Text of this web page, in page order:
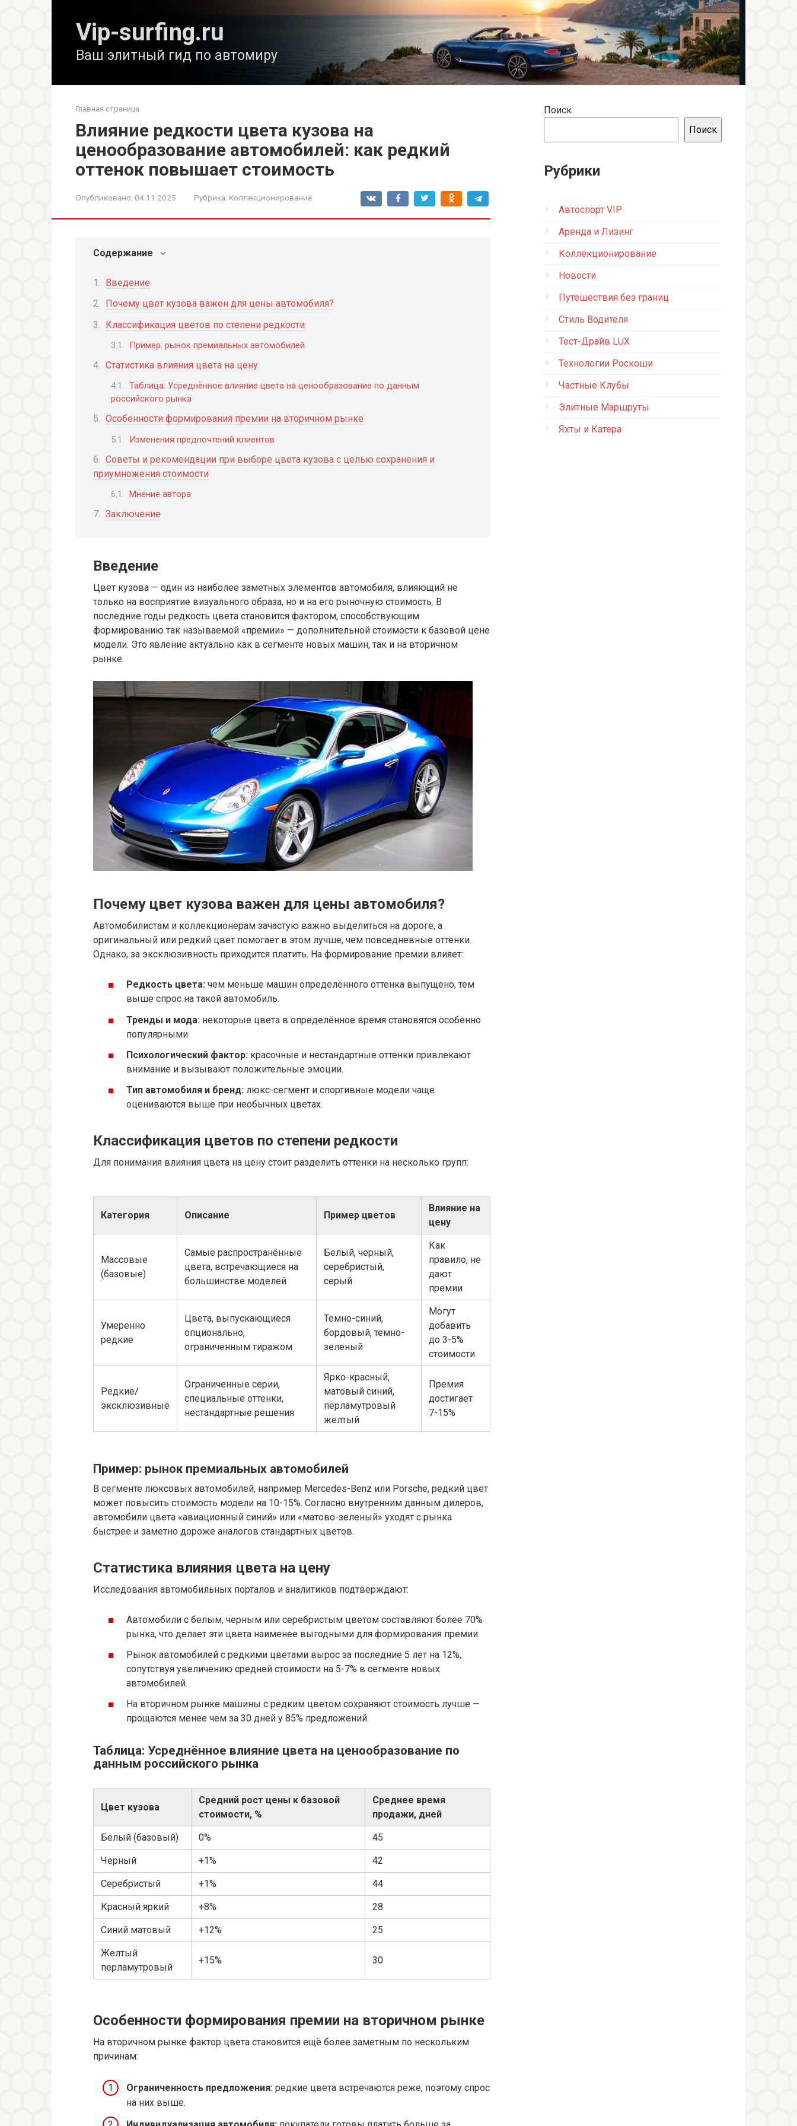
Vip-surfing.ru
Ваш элитный гид по автомиру
Главная страница
Влияние редкости цвета кузова на
ценообразование автомобилей: как редкий
оттенок повышает стоимость
Опубликовано: 04.11.2025 Рубрика: Коллекционирование
Содержание
Введение
Почему цвет кузова важен для цены автомобиля?
Классификация цветов по степени редкости
Пример: рынок премиальных автомобилей
Статистика влияния цвета на цену
Таблица: Усреднённое влияние цвета на ценообразование по данным
российского рынка
Особенности формирования премии на вторичном рынке
Изменения предпочтений клиентов
Советы и рекомендации при выборе цвета кузова с целью сохранения и
приумножения стоимости
Мнение автора
Заключение
Введение
Цвет кузова — один из наиболее заметных элементов автомобиля, влияющий не
только на восприятие визуального образа, но и на его рыночную стоимость. В
последние годы редкость цвета становится фактором, способствующим
формированию так называемой «премии» — дополнительной стоимости к базовой цене
модели. Это явление актуально как в сегменте новых машин, так и на вторичном
рынке.
Почему цвет кузова важен для цены автомобиля?
Автомобилистам и коллекционерам зачастую важно выделиться на дороге, а
оригинальный или редкий цвет помогает в этом лучше, чем повседневные оттенки.
Однако, за эксклюзивность приходится платить. На формирование премии влияет:
Редкость цвета: чем меньше машин определённого оттенка выпущено, тем
выше спрос на такой автомобиль.
Тренды и мода: некоторые цвета в определённое время становятся особенно
популярными.
Психологический фактор: красочные и нестандартные оттенки привлекают
внимание и вызывают положительные эмоции.
Тип автомобиля и бренд: люкс-сегмент и спортивные модели чаще
оцениваются выше при необычных цветах.
Классификация цветов по степени редкости
Для понимания влияния цвета на цену стоит разделить оттенки на несколько групп:
Категория Описание Пример цветов
Влияние на
цену
Массовые
(базовые)
Самые распространённые
цвета, встречающиеся на
большинстве моделей
Белый, черный,
серебристый,
серый
Как
правило, не
дают
премии
Умеренно
редкие
Цвета, выпускающиеся
опционально,
ограниченным тиражом
Темно-синий,
бордовый, темно-
зеленый
Могут
добавить
до 3-5%
стоимости
Редкие/
эксклюзивные
Ограниченные серии,
специальные оттенки,
нестандартные решения
Ярко-красный,
матовый синий,
перламутровый
желтый
Премия
достигает
7-15%
Пример: рынок премиальных автомобилей
В сегменте люксовых автомобилей, например Mercedes-Benz или Porsche, редкий цвет
может повысить стоимость модели на 10-15%. Согласно внутренним данным дилеров,
автомобили цвета «авиационный синий» или «матово-зеленый» уходят с рынка
быстрее и заметно дороже аналогов стандартных цветов.
Статистика влияния цвета на цену
Исследования автомобильных порталов и аналитиков подтверждают:
Автомобили с белым, черным или серебристым цветом составляют более 70%
рынка, что делает эти цвета наименее выгодными для формирования премии.
Рынок автомобилей с редкими цветами вырос за последние 5 лет на 12%,
сопутствуя увеличению средней стоимости на 5-7% в сегменте новых
автомобилей.
На вторичном рынке машины с редким цветом сохраняют стоимость лучше —
прощаются менее чем за 30 дней у 85% предложений.
Таблица: Усреднённое влияние цвета на ценообразование по
данным российского рынка
Цвет кузова
Средний рост цены к базовой
стоимости, %
Среднее время
продажи, дней
Белый (базовый) 0% 45
Черный +1% 42
Серебристый +1% 44
Красный яркий +8% 28
Синий матовый +12% 25
Желтый
перламутровый
+15% 30
Особенности формирования премии на вторичном рынке
На вторичном рынке фактор цвета становится ещё более заметным по нескольким
причинам:
Ограниченность предложения: редкие цвета встречаются реже, поэтому спрос
на них выше.
Поиск
Поиск
Рубрики
Автоспорт VIP
Аренда и Лизинг
Коллекционирование
Новости
Путешествия без границ
Стиль Водителя
Тест-Драйв LUX
Технологии Роскоши
Частные Клубы
Элитные Маршруты
Яхты и Катера